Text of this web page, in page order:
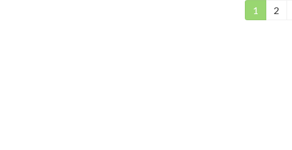
固
1
固
2